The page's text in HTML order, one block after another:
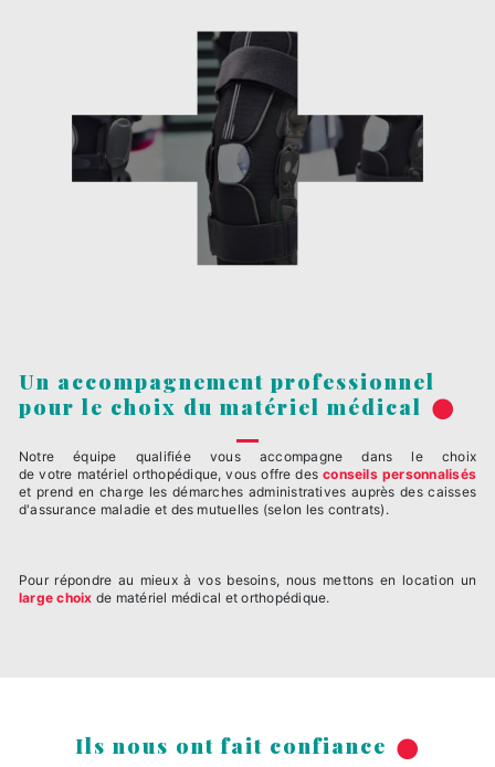
Un accompagnement professionnel
pour le choix du matériel médical
Notre équipe qualifiée vous accompagne dans le choix
de votre matériel orthopédique, vous offre desconseils personnalisés
et prend en charge les démarches administratives auprès des caisses
d'assurance maladie et des mutuelles (selon les contrats).
Pour répondre au mieux à vos besoins, nous mettons en location un
large choix de matériel médical et orthopédique.
Ils nous ont fait confiance